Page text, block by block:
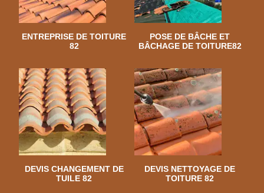
ENTREPRISE DE TOITURE
82
POSE DE BÂCHE ET
BÂCHAGE DE TOITURE82
DEVIS CHANGEMENT DE
TUILE 82
DEVIS NETTOYAGE DE
TOITURE 82